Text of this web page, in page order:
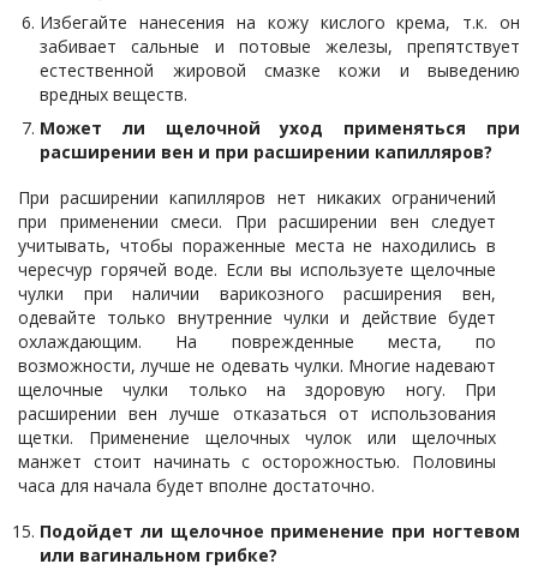
Избегайте нанесения на кожу кислого крема, т.к. он
забивает сальные и потовые железы, препятствует
естественной жировой смазке кожи и выведению
вредных веществ.
Может ли щелочной уход применяться при
расширении вен и при расширении капилляров?
При расширении капилляров нет никаких ограничений
при применении смеси. При расширении вен следует
учитывать, чтобы пораженные места не находились в
чересчур горячей воде. Если вы используете щелочные
чулки при наличии варикозного расширения вен,
одевайте только внутренние чулки и действие будет
охлаждающим. На поврежденные места, по
возможности, лучше не одевать чулки. Многие надевают
щелочные чулки только на здоровую ногу. При
расширении вен лучше отказаться от использования
щетки. Применение щелочных чулок или щелочных
манжет стоит начинать с осторожностью. Половины
часа для начала будет вполне достаточно.
Подойдет ли щелочное применение при ногтевом
или вагинальном грибке?